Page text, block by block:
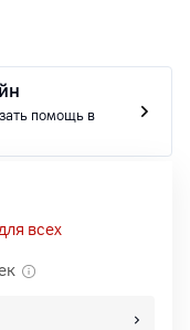
помощь в
всех